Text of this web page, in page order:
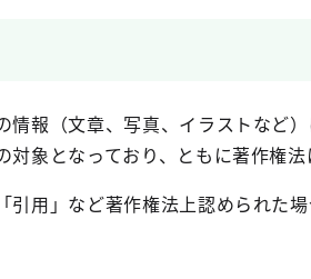
情報（文章、写真、イラストなど
対象となっており、ともに著作権
引用」など著作権法上認められた